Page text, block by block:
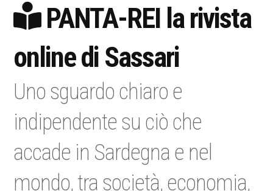
PANTA-REI la rivista
online di Sassari
Uno sguardo chiaro e
indipendente su ciò che
accade in Sardegna e nel
mondo, tra società, economia,